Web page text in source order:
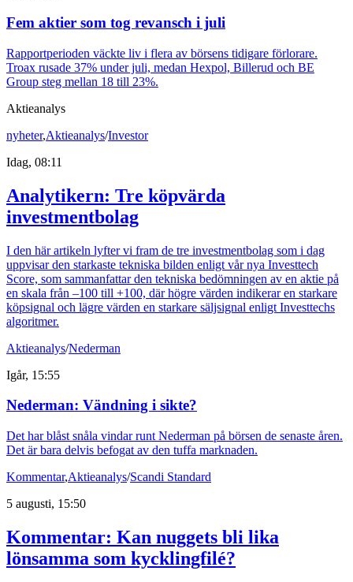
Fem aktier som tog revansch i juli
Rapportperioden väckte liv i flera av börsens tidigare förlorare.
Troax rusade 37% under juli, medan Hexpol, Billerud och BE
Group steg mellan 18 till 23%.
Aktieanalys
nyheter,Aktieanalys/Investor
Idag, 08:11
Analytikern: Tre köpvärda
investmentbolag
I den här artikeln lyfter vi fram de tre investmentbolag som i dag
uppvisar den starkaste tekniska bilden enligt vår nya Investtech
Score, som sammanfattar den tekniska bedömningen av en aktie på
en skala från –100 till +100, där högre värden indikerar en starkare
köpsignal och lägre värden en starkare säljsignal enligt Investtechs
algoritmer.
Aktieanalys/Nederman
Igår, 15:55
Nederman: Vändning i sikte?
Det har blåst snåla vindar runt Nederman på börsen de senaste åren.
Det är bara delvis befogat av den tuffa marknaden.
Kommentar,Aktieanalys/Scandi Standard
5 augusti, 15:50
Kommentar: Kan nuggets bli lika
lönsamma som kycklingfilé?